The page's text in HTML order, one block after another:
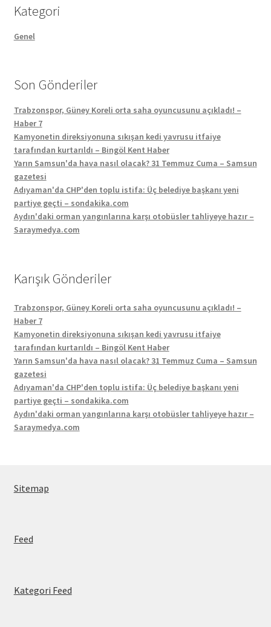
Kategori
Genel
Son Gönderiler
Trabzonspor, Güney Koreli orta saha oyuncusunu açıkladı! –
Haber 7
Kamyonetin direksiyonuna sıkışan kedi yavrusu itfaiye
tarafından kurtarıldı – Bingöl Kent Haber
Yarın Samsun'da hava nasıl olacak? 31 Temmuz Cuma – Samsun
gazetesi
Adıyaman'da CHP'den toplu istifa: Üç belediye başkanı yeni
partiye geçti – sondakika.com
Aydın'daki orman yangınlarına karşı otobüsler tahliyeye hazır –
Saraymedya.com
Karışık Gönderiler
Trabzonspor, Güney Koreli orta saha oyuncusunu açıkladı! –
Haber 7
Kamyonetin direksiyonuna sıkışan kedi yavrusu itfaiye
tarafından kurtarıldı – Bingöl Kent Haber
Yarın Samsun'da hava nasıl olacak? 31 Temmuz Cuma – Samsun
gazetesi
Adıyaman'da CHP'den toplu istifa: Üç belediye başkanı yeni
partiye geçti – sondakika.com
Aydın'daki orman yangınlarına karşı otobüsler tahliyeye hazır –
Saraymedya.com
Sitemap
Feed
Kategori Feed